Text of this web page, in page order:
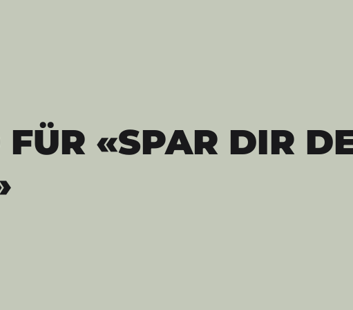
FÜR «SPAR DIR